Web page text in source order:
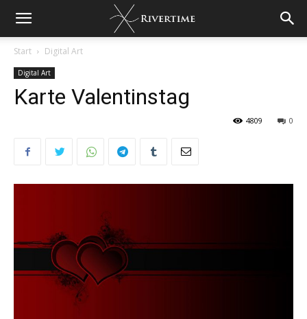
Start Digital Art
Digital Art
Karte Valentinstag
0
4809